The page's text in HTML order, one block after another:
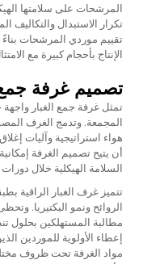
المرشحات على سلامتها
تكرار الاستبدال والتكاليف
تقييم موردي المرشحات
الإنتاج بأحجام كبيرة مع
تصميم غرفة جمع
تمثل غرفة جمع الغبار
المجمعة. وتدمج الغرف
هواء استراتيجية وآليات
أن يتيح تصميم الغرفة
السلامة الهيكلية خلال
تتميز غرف الغبار الراقية
الروائح ونمو البكتيريا.
مطالبة المستهلكين بحلول
إعطاء الأولوية للموردين
مواد الغرفة تحت ظروف